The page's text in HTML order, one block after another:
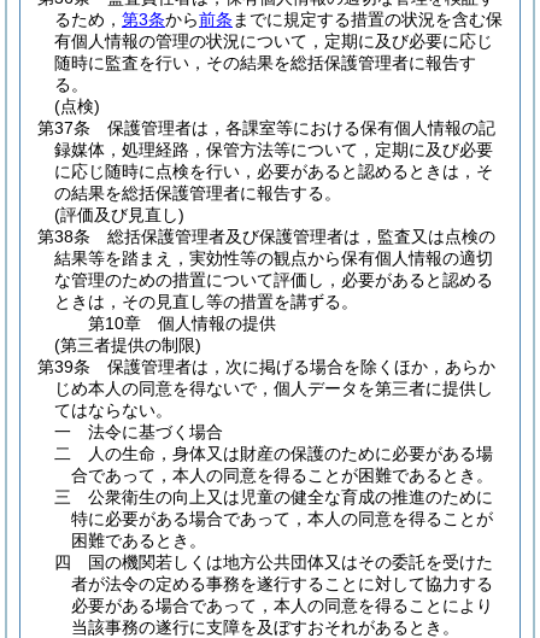
るため， 第3条から前条 までに規定する措置の状況を含む保
有個人情報の管理の状況について，定期に及び必要に応じ
随時に監査を行い，その結果を総括保護管理者に報告す
る。
(点検)
第37条
保護管理者は，各課室等における保有個人情報の記
録媒体，処理経路，保管方法等について，定期に及び必要
に応じ随時に点検を行い，必要があると認めるときは，そ
の結果を総括保護管理者に報告する。
(評価及び見直し)
第38条
総括保護管理者及び保護管理者は，監査又は点検の
結果等を踏まえ，実効性等の観点から保有個人情報の適切
な管理のための措置について評価し，必要があると認める
ときは，その見直し等の措置を講ずる。
第10章
個人情報の提供
(第三者提供の制限)
第39条
保護管理者は，次に掲げる場合を除くほか，あらか
じめ本人の同意を得ないで，個人データを第三者に提供し
てはならない。
一
法令に基づく場合
二
人の生命，身体又は財産の保護のために必要がある場
合であって，本人の同意を得ることが困難であるとき。
三
公衆衛生の向上又は児童の健全な育成の推進のために
特に必要がある場合であって，本人の同意を得ることが
困難であるとき。
四
国の機関若しくは地方公共団体又はその委託を受けた
者が法令の定める事務を遂行することに対して協力する
必要がある場合であって，本人の同意を得ることにより
当該事務の遂行に支障を及ぼすおそれがあるとき。